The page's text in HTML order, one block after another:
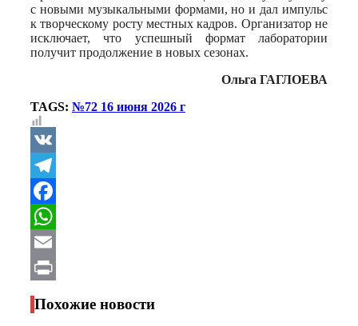
с новыми музыкальными формами, но и дал импульс
к творческому росту местных кадров. Организатор не
исключает, что успешный формат лаборатории
получит продолжение в новых сезонах.
Ольга ГАГЛОЕВА
TAGS: №72 16 июня 2026 г
VK
Telegram
Facebook
WhatsApp
Email
Print
Похожие новости